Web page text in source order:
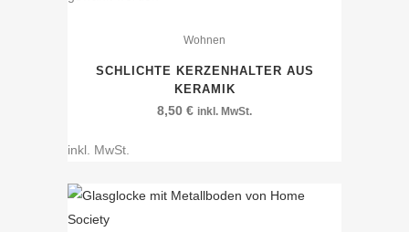
Wohnen
SCHLICHTE KERZENHALTER AUS
KERAMIK
8,50 € inkl. MwSt.
inkl. MwSt.